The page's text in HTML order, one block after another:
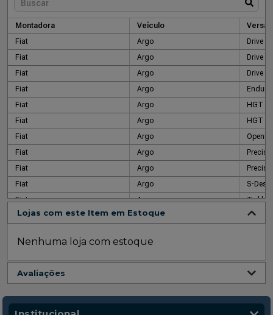
Montadora Veículo
Versão
Fiat
Argo
Drive
Fiat
Argo
Drive
Fiat
Argo
Drive
Fiat
Argo
Fiat
Argo
HGT
Fiat
Argo
HGT
Fiat
Argo
Fiat
Argo
Fiat
Argo
Fiat
Argo
S-
Fiat
Argo
Fiat
Argo
Fiat
Cronos
Fiat
Cronos
1.3
Fiat
Cronos
Drive
Fiat
Drive
Lojas com este Item em Estoque
Nenhuma loja com estoque
Avaliações